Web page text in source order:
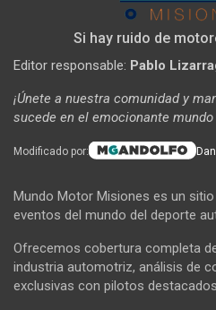
Si hay ruido de
Editor responsable: Pablo
¡Únete a nuestra comunidad y
sucede en el emocionante
Modificado por:
Mundo Motor Misiones es un
eventos del mundo del deporte
Ofrecemos cobertura completa
industria automotriz, análisis de
exclusivas con pilotos